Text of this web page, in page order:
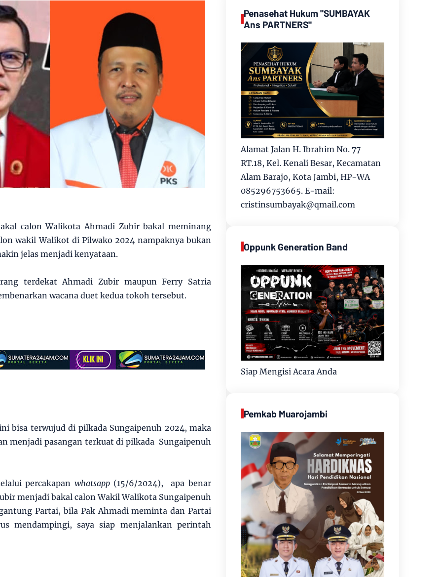
calon Walikota Ahmadi Zubir bakal meminang
wakil Walikot di Pilwako 2024 nampaknya bukan
jelas menjadi kenyataan.
terdekat Ahmadi Zubir maupun Ferry Satria
wacana duet kedua tokoh tersebut.
bisa terwujud di pilkada Sungaipenuh 2024, maka
menjadi pasangan terkuat di pilkada Sungaipenuh
percakapan whatsapp(15/6/2024), apa benar
menjadi bakal calon Wakil Walikota Sungaipenuh
Partai, bila Pak Ahmadi meminta dan Partai
mendampingi, saya siap menjalankan perintah
Penasehat Hukum "SUMBAYAK
Ans PARTNERS"
Alamat Jalan H. Ibrahim No. 77
RT.18, Kel. Kenali Besar, Kecamatan
Alam Barajo, Kota Jambi, HP-WA
085296753665. E-mail:
cristinsumbayak@qmail.com
Oppunk Generation Band
Siap Mengisi Acara Anda
Pemkab Muarojambi